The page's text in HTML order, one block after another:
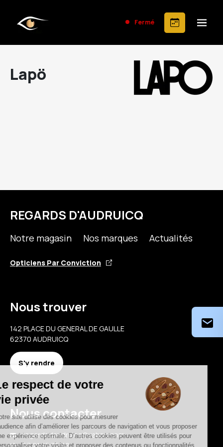
Fermé
Lapö
REGARDS D'AUDRUICQ
Notre magasin Nos marques Actualités
Opticiens Par Conviction
Nous trouver
142 PLACE DU GENERAL DE GAULLE
62370 AUDRUICQ
S'y rendre
Nous contacter
regardsdaudruicq@yahoo.com